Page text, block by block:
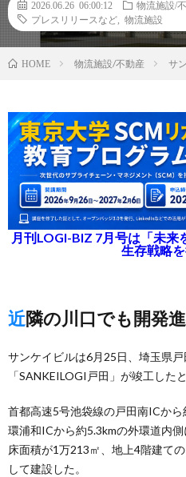
2026.06.26 06:00:12
物流施設/
プレスリリースなど
物流施設
HOME 物流施設/不動産 サ
月刊LOGI-BIZ 7月号は「未来
生存戦略
近隣の川口でも開発
サンケイビルは6月25日、埼玉県
「SANKEILOGI戸田」が竣工した
首都高速5号池袋線の戸田南ICか
環浦和ICから約5.3kmの外環道内
床面積が1万213㎡、地上4階建て
して建設した。